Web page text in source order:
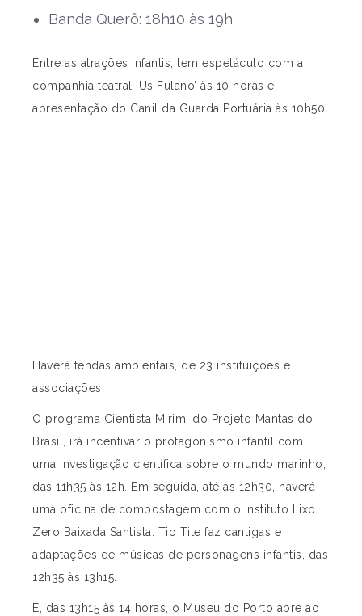
Banda Querô: 18h10 às 19h
Entre as atrações infantis, tem espetáculo com a
companhia teatral ‘Us Fulano’ às 10 horas e
apresentação do Canil da Guarda Portuária às 10h50.
Haverá tendas ambientais, de 23 instituições e
associações.
O programa Cientista Mirim, do Projeto Mantas do
Brasil, irá incentivar o protagonismo infantil com
uma investigação científica sobre o mundo marinho,
das 11h35 às 12h. Em seguida, até às 12h30, haverá
uma oficina de compostagem com o Instituto Lixo
Zero Baixada Santista. Tio Tite faz cantigas e
adaptações de músicas de personagens infantis, das
12h35 às 13h15.
E, das 13h15 às 14 horas, o Museu do Porto abre ao